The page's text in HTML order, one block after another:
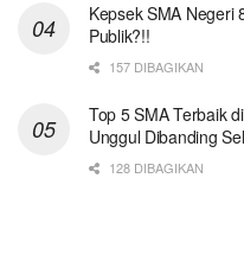
Kepsek SMA Negeri
Publik?!!
157 DIBAGIKAN
Top 5 SMA Terbaik
Unggul Dibanding
128 DIBAGIKAN